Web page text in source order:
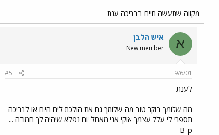
מקווה שתעשה חיים בבריכה ענת
א איש הלבן
New member
9/6/01
#5
לענת
מה שלומך בוקר טוב מה שלומך גם את הולכת לים היום או לבריכה
תספרי לי עלל עצמך אוקי אני מאחל יום נפלא שיהיה לך חמודה ...
B-p